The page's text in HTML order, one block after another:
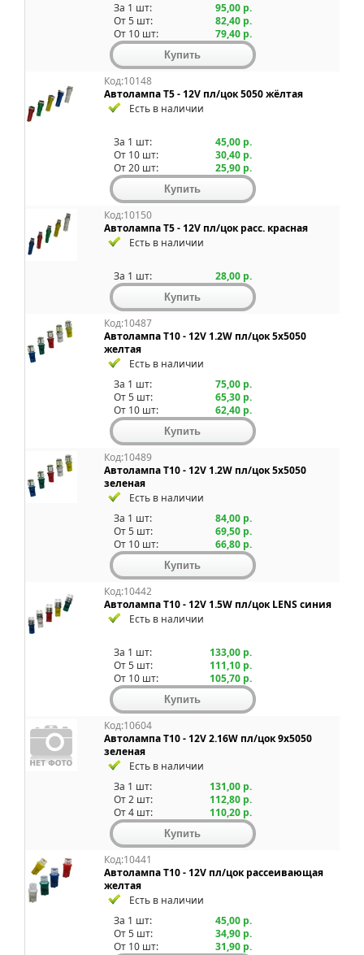
За 1 шт:
95,00 р.
От 5 шт:
82,40 р.
От 10 шт:
79,40 р.
Код:10148
Автолампа T5 - 12V пл/цок 5050 жёлтая
Есть в наличии
За 1 шт:
45,00 р.
От 10 шт:
30,40 р.
От 20 шт:
25,90 р.
Код:10150
Автолампа T5 - 12V пл/цок расс. красная
Есть в наличии
За 1 шт: 28,00 р.
Код:10487
Автолампа T10 - 12V 1.2W пл/цок 5x5050
желтая
Есть в наличии
За 1 шт:
75,00 р.
От 5 шт:
65,30 р.
От 10 шт:
62,40 р.
Код:10489
Автолампа T10 - 12V 1.2W пл/цок 5x5050
зеленая
Есть в наличии
За 1 шт:
84,00 р.
От 5 шт:
69,50 р.
От 10 шт:
66,80 р.
Код:10442
Автолампа T10 - 12V 1.5W пл/цок LENS синия
Есть в наличии
За 1 шт:
133,00 р.
От 5 шт:
111,10 р.
От 10 шт:
105,70 р.
Код:10604
Автолампа T10 - 12V 2.16W пл/цок 9x5050
зеленая
Есть в наличии
За 1 шт:
131,00 р.
От 2 шт:
112,80 р.
От 4 шт:
110,20 р.
Код:10441
Автолампа T10 - 12V пл/цок рассеивающая
желтая
Есть в наличии
За 1 шт:
45,00 р.
От 5 шт:
34,90 р.
От 10 шт:
31,90 р.